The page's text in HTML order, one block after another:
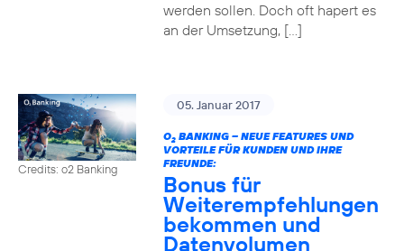
werden sollen. Doch oft hapert es
an der Umsetzung, […]
Credits: o2 Banking
05. Januar 2017
O2BANKING – NEUE FEATURES UND
VORTEILE FÜR KUNDEN UND IHRE
FREUNDE:
Bonus für
Weiterempfehlungen
bekommen und
Datenvolumen